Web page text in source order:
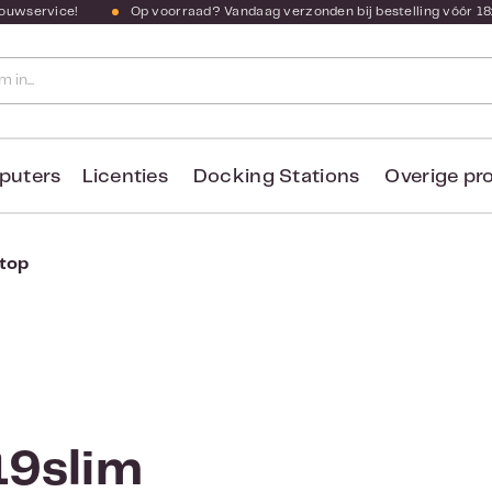
Op voorraad? Vandaag verzonden bij bestelling vóór
Licenties Docking Stations Overige